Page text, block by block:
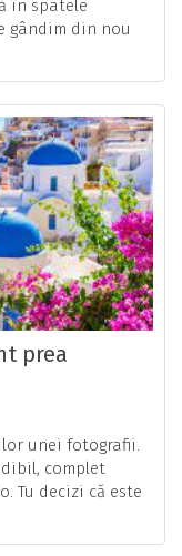
în spatele
gândim din nou
prea
unei fotografii.
complet
Tu decizi că este